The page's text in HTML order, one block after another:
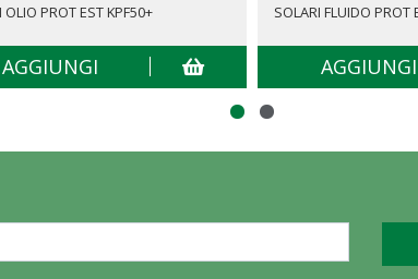
OLIO PROT EST KPF50+
AGGIUNGI
SOLARI FLUIDO PROT
AGGIUNGI